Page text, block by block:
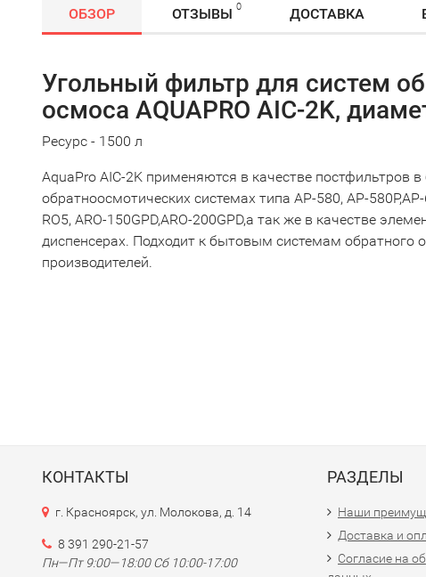
ОБЗОР ОТЗЫВЫ 0 ДОСТАВКА
Угольный фильтр для систем
осмоса AQUAPRO AIC-2K,
Ресурс - 1500 л
AquaPro AIC-2K применяются в качестве постфильтров
обратноосмотических системах типа AP-580, AP-
RO5, ARO-150GPD,ARO-200GPD,а так же в качестве
диспенсерах. Подходит к бытовым системам обратного
производителей.
КОНТАКТЫ
г. Красноярск, ул. Молокова, д. 14
8 391 290-21-57
Пн—Пт 9:00—18:00 Сб 10:00-17:00
РАЗДЕЛЫ
Наши
Доставка и
Согласие на